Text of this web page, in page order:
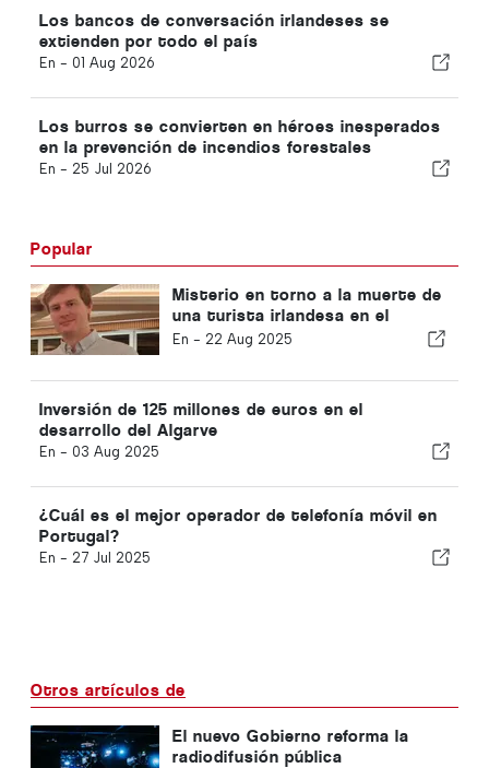
Los bancos de conversación irlandeses se
extienden por todo el país
En - 01 Aug 2026
Los burros se convierten en héroes inesperados
en la prevención de incendios forestales
En - 25 Jul 2026
Popular
Misterio en torno a la muerte de
una turista irlandesa en el
Algarve
En - 22 Aug 2025
Inversión de 125 millones de euros en el
desarrollo del Algarve
En - 03 Aug 2025
¿Cuál es el mejor operador de telefonía móvil en
Portugal?
En - 27 Jul 2025
Otros artículos de
El nuevo Gobierno reforma la
radiodifusión pública